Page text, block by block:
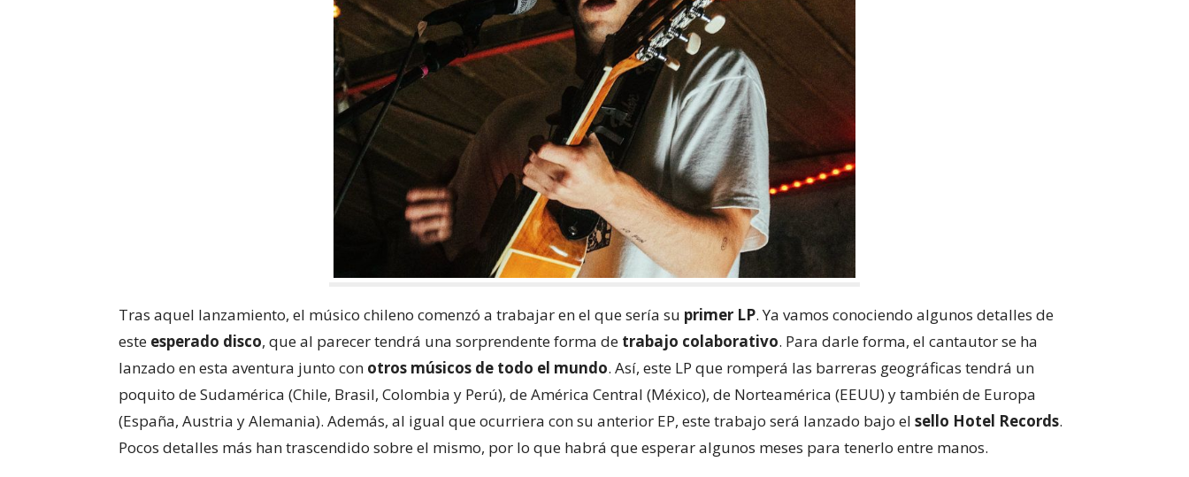
Tras aquel lanzamiento, el músico chileno comenzó a trabajar en el que sería su primer LP. Ya vamos conociendo algunos detalles de
este esperado disco, que al parecer tendrá una sorprendente forma de trabajo colaborativo. Para darle forma, el cantautor se ha
lanzado en esta aventura junto con otros músicos de todo el mundo. Así, este LP que romperá las barreras geográficas tendrá un
poquito de Sudamérica (Chile, Brasil, Colombia y Perú), de América Central (México), de Norteamérica (EEUU) y también de Europa
(España, Austria y Alemania). Además, al igual que ocurriera con su anterior EP, este trabajo será lanzado bajo elsello Hotel Records.
Pocos detalles más han trascendido sobre el mismo, por lo que habrá que esperar algunos meses para tenerlo entre manos.